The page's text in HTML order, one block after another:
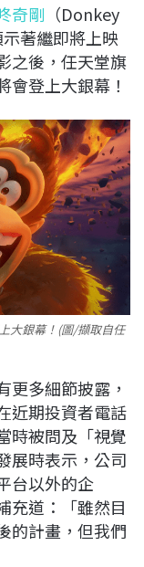
奇剛 （Donkey
著繼即將上映
之後，任天堂旗
會登上大銀幕！
大銀幕！(圖/擷取自任
更多細節披露，
近期投資者電話
時被問及「視覺
展時表示，公司
台以外的企
充道：「雖然目
的計畫，但我們